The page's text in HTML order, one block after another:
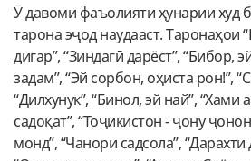
Ӯ давоми фаъолияти ҳунарии худ
тарона эҷод наудааст. Таронаҳои
дигар”, “Зиндагӣ дарёст”, “Бибор,
задам”, “Эй сорбон, оҳиста рон!”,
“Дилхунук”, “Бинол, эй най”, “Хами
садоқат”, “Тоҷикистон - ҷону
монд”, “Чанори садсола”, “Дарахти